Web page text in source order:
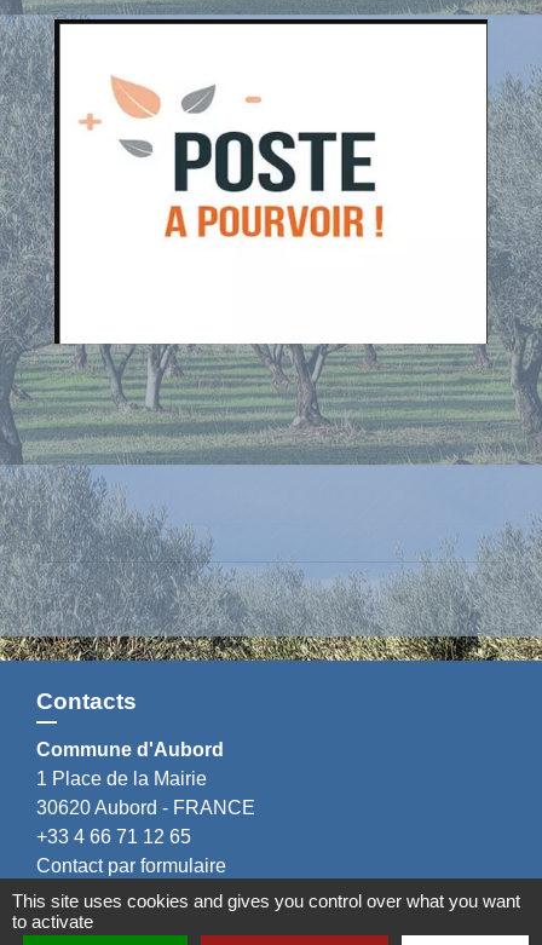
Contacts
Commune d'Aubord
1 Place de la Mairie
30620 Aubord - FRANCE
+33 4 66 71 12 65
Contact par formulaire
This site uses cookies and gives you control over what you want
to activate